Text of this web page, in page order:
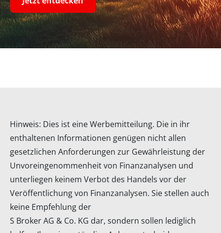
Hinweis: Dies ist eine Werbemitteilung. Die in ihr
enthaltenen Informationen genügen nicht allen
gesetzlichen Anforderungen zur Gewährleistung der
Unvoreingenommenheit von Finanzanalysen und
unterliegen keinem Verbot des Handels vor der
Veröffentlichung von Finanzanalysen. Sie stellen auch
keine Empfehlung der
S Broker AG & Co. KG dar, sondern sollen lediglich